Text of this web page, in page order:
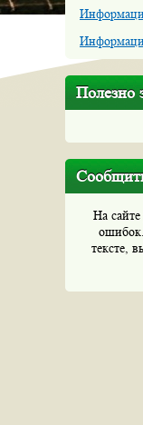
Полезно
На сайте
тексте,